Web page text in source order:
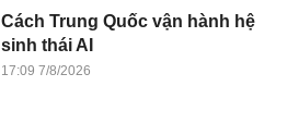
Cách Trung Quốc vận hành hệ
sinh thái AI
17:09 7/8/2026